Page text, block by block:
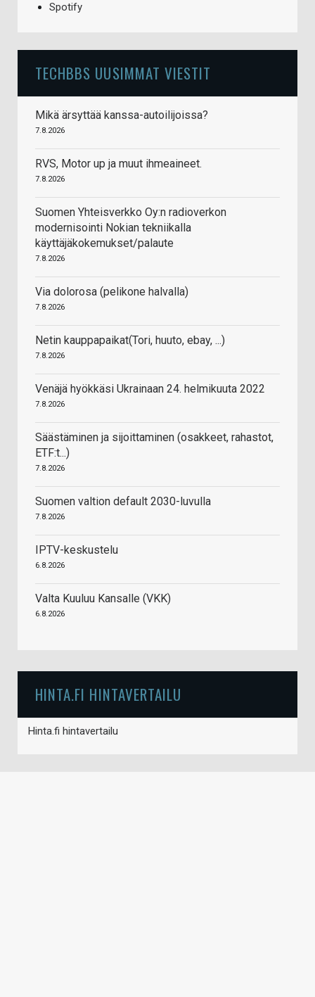
Spotify
TECHBBS UUSIMMAT VIESTIT
Mikä ärsyttää kanssa-autoilijoissa?
7.8.2026
RVS, Motor up ja muut ihmeaineet.
7.8.2026
Suomen Yhteisverkko Oy:n radioverkon
modernisointi Nokian tekniikalla
käyttäjäkokemukset/palaute
7.8.2026
Via dolorosa (pelikone halvalla)
7.8.2026
Netin kauppapaikat(Tori, huuto, ebay, ...)
7.8.2026
Venäjä hyökkäsi Ukrainaan 24. helmikuuta 2022
7.8.2026
Säästäminen ja sijoittaminen (osakkeet, rahastot,
ETF:t...)
7.8.2026
Suomen valtion default 2030-luvulla
7.8.2026
IPTV-keskustelu
6.8.2026
Valta Kuuluu Kansalle (VKK)
6.8.2026
HINTA.FI HINTAVERTAILU
Hinta.fi hintavertailu